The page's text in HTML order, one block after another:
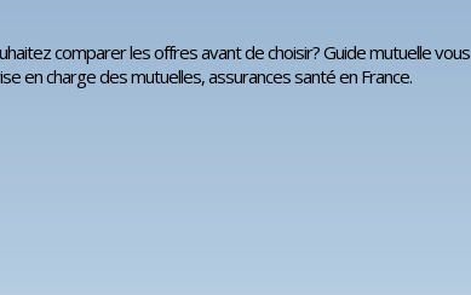
comparer les offres avant de choisir? Guide mutuelle vous
en charge des mutuelles, assurances santé en France.